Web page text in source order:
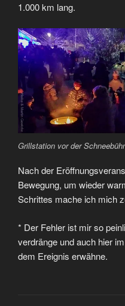
1.000 km lang.
Grillstation vor der
Nach der
Bewegung, um wieder
Schrittes mache ich mich
* Der Fehler ist mir so
verdränge und auch hier
dem Ereignis erwähne.